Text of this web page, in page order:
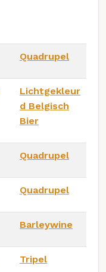
Quadrupel
Lichtgekleur
d Belgisch
Bier
Quadrupel
Quadrupel
Barleywine
Tripel